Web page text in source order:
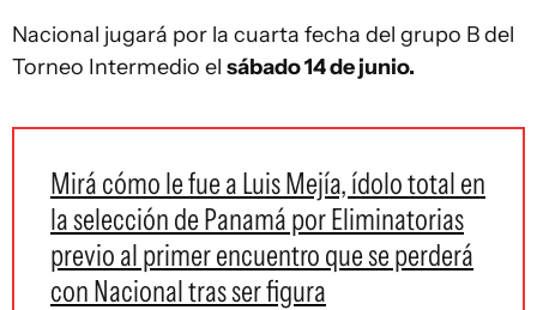
Nacional jugará por la cuarta fecha del grupo B del
Torneo Intermedio el sábado 14 de junio.
Mirá cómo le fue a Luis Mejía, ídolo total en
la selección de Panamá por Eliminatorias
previo al primer encuentro que se perderá
con Nacional tras ser figura